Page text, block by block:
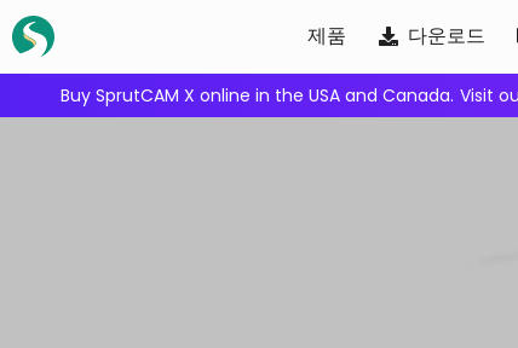
Skip
to
content
제품 다운로드
We're inviting robot integrators to collaborate with us.